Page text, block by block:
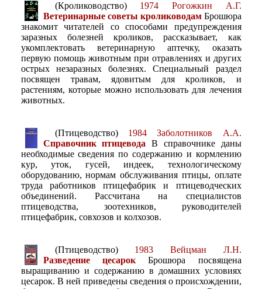
(Кролиководство) 1974 Рогожкин А.Г.
Ветеринарные советы кролиководамБрошюра
знакомит читателей со способами предупреждения
заразных болезней кроликов, рассказывает, как
укомплектовать ветеринарную аптечку, оказать
первую помощь животным при отравлениях и других
острых незаразных болезнях. Специальный раздел
посвящен травам, ядовитым для кроликов, и
растениям, которые можно использовать для лечения
животных.
(Птицеводство) 1984 Заболотников А.А.
Справочник птицевода В справочнике даны
необходимые сведения по содержанию и кормлению
кур, уток, гусей, индеек, технологическому
оборудованию, нормам обслуживания птицы, оплате
труда работников птицефабрик и птицеводческих
объединений. Рассчитана на специалистов
птицеводства, зоотехников, руководителей
птицефабрик, совхозов и колхозов.
(Птицеводство) 1983 Вейцман Л.Н.
Разведение цесарокБрошюра посвящена
выращиванию и содержанию в домашних условиях
цесарок. В ней приведены сведения о происхождении,